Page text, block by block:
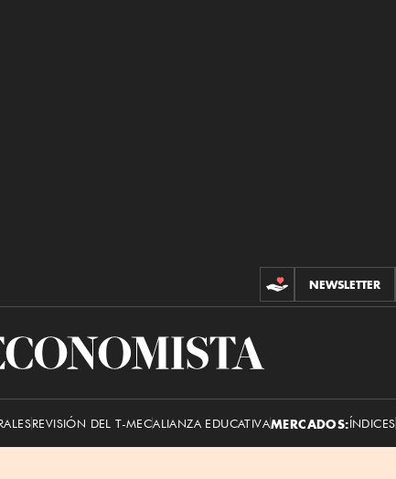
CONTRIBUCIONES
NEWSLETTER
El
REVISIÓN DEL T-MECALIANZA EDUCATIVAMERCADOS:ÍNDICES